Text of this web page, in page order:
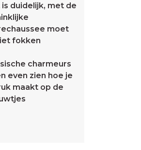
is duidelijk, met de
moet
fokken
charmeurs
even zien hoe je
maakt op de